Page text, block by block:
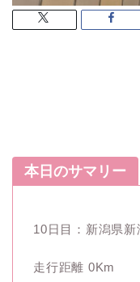
本日のサマリー
10日目：新潟県新
走行距離 0Km